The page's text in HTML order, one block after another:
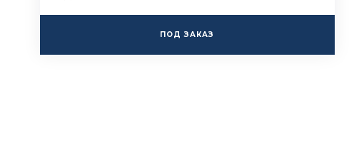
ПОД ЗАКАЗ